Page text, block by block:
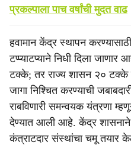
प्रकल्पाला पाच वर्षांची मुदत वाढ
हवामान केंद्र स्थापन
टप्प्याटप्याने निधी दिला
टक्के; तर राज्य शासन २० टक्के
जागा निश्चित करण्याची
राबविणारी समन्वयक यंत्रणा
देण्यात आली आहे. केंद्र शासनाने
कंत्राटदार संस्थांचा चमू तयार